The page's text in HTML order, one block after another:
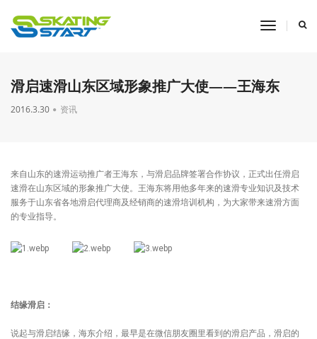
toggle
滑启速滑山东区域形象推广大使——王海东
2016.3.30 资讯
来自山东的速滑运动推广者王海东，与滑启品牌签署合作协议，正式出任滑启
速滑在山东区域的形象推广大使。王海东将用他多年来的速滑专业知识及技术
服务于山东省各地滑启代理商及经销商的速滑培训机构，为大家带来速滑方面
的专业指导。
结缘滑启：
说起与滑启结缘，海东介绍，最早是在微信朋友圈里看到的滑启产品，滑启的